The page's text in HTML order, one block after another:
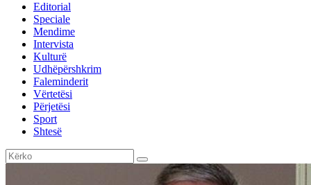
Editorial
Speciale
Mendime
Intervista
Kulturë
Udhëpërshkrim
Faleminderit
Vërtetësi
Përjetësi
Sport
Shtesë